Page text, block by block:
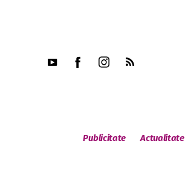
Publicitate Actualitate